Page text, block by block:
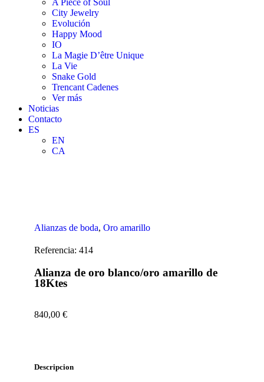
A Piece of Soul
City Jewelry
Evolución
Happy Mood
IO
La Magie D’être Unique
La Vie
Snake Gold
Trencant Cadenes
Ver más
Noticias
Contacto
ES
EN
CA
Alianzas de boda, Oro amarillo
Referencia: 414
Alianza de oro blanco/oro amarillo de
18Ktes
840,00 €
Descripcion